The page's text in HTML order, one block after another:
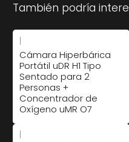
También podría
Cámara Hiperbárica
Portátil uDR H1 Tipo
Sentado para 2
Personas +
Concentrador de
Oxígeno uMR O7